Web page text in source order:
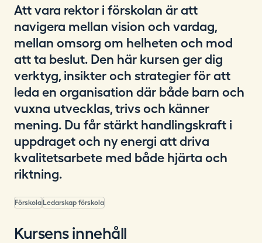
Att vara rektor i förskolan är att
navigera mellan vision och vardag,
mellan omsorg om helheten och mod
att ta beslut. Den här kursen ger dig
verktyg, insikter och strategier för att
leda en organisation där både barn och
vuxna utvecklas, trivs och känner
mening. Du får stärkt handlingskraft i
uppdraget och ny energi att driva
kvalitetsarbete med både hjärta och
riktning.
Förskola Ledarskap förskola
Kursens innehåll